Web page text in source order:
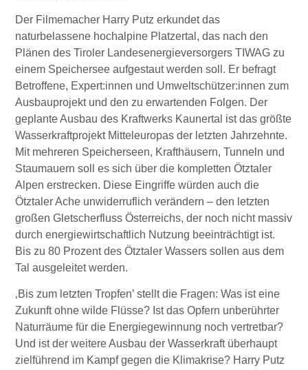
Der Filmemacher Harry Putz erkundet das
naturbelassene hochalpine Platzertal, das nach den
Plänen des Tiroler Landesenergieversorgers TIWAG zu
einem Speichersee aufgestaut werden soll. Er befragt
Betroffene, Expert:innen und Umweltschützer:innen zum
Ausbauprojekt und den zu erwartenden Folgen. Der
geplante Ausbau des Kraftwerks Kaunertal ist das größte
Wasserkraftprojekt Mitteleuropas der letzten Jahrzehnte.
Mit mehreren Speicherseen, Krafthäusern, Tunneln und
Staumauern soll es sich über die kompletten Ötztaler
Alpen erstrecken. Diese Eingriffe würden auch die
Ötztaler Ache unwiderruflich verändern – den letzten
großen Gletscherfluss Österreichs, der noch nicht massiv
durch energiewirtschaftlich Nutzung beeinträchtigt ist.
Bis zu 80 Prozent des Ötztaler Wassers sollen aus dem
Tal ausgeleitet werden.
‚Bis zum letzten Tropfen’ stellt die Fragen: Was ist eine
Zukunft ohne wilde Flüsse? Ist das Opfern unberührter
Naturräume für die Energiegewinnung noch vertretbar?
Und ist der weitere Ausbau der Wasserkraft überhaupt
zielführend im Kampf gegen die Klimakrise? Harry Putz